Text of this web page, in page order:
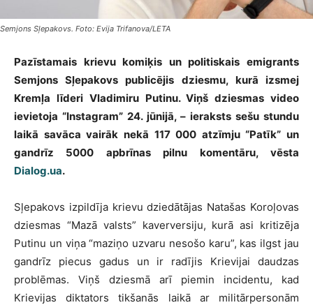
Semjons Sļepakovs. Foto: Evija Trifanova/LETA
Pazīstamais krievu komiķis un politiskais emigrants
Semjons Sļepakovs publicējis dziesmu, kurā izsmej
Kremļa līderi Vladimiru Putinu. Viņš dziesmas video
ievietoja “Instagram” 24. jūnijā, – ieraksts sešu stundu
laikā savāca vairāk nekā 117 000 atzīmju “Patīk” un
gandrīz 5000 apbrīnas pilnu komentāru, vēsta
Dialog.ua.
Sļepakovs izpildīja krievu dziedātājas Natašas Koroļovas
dziesmas “Mazā valsts” kaverversiju, kurā asi kritizēja
Putinu un viņa “maziņo uzvaru nesošo karu”, kas ilgst jau
gandrīz piecus gadus un ir radījis Krievijai daudzas
problēmas. Viņš dziesmā arī piemin incidentu, kad
Krievijas diktators tikšanās laikā ar militārpersonām